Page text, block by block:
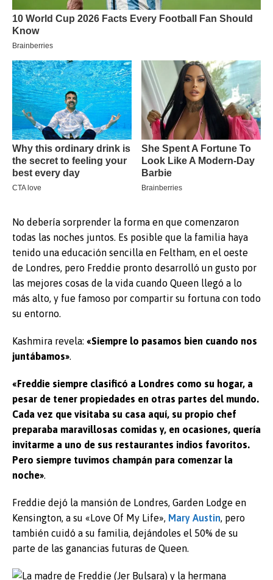
No debería sorprender la forma en que comenzaron
todas las noches juntos. Es posible que la familia haya
tenido una educación sencilla en Feltham, en el oeste
de Londres, pero Freddie pronto desarrolló un gusto por
las mejores cosas de la vida cuando Queen llegó a lo
más alto, y fue famoso por compartir su fortuna con todo
su entorno.
Kashmira revela: «Siempre lo pasamos bien cuando nos
juntábamos».
«Freddie siempre clasificó a Londres como su hogar, a
pesar de tener propiedades en otras partes del mundo.
Cada vez que visitaba su casa aquí, su propio chef
preparaba maravillosas comidas y, en ocasiones, quería
invitarme a uno de sus restaurantes indios favoritos.
Pero siempre tuvimos champán para comenzar la
noche».
Freddie dejó la mansión de Londres, Garden Lodge en
Kensington, a su «Love Of My Life», Mary Austin, pero
también cuidó a su familia, dejándoles el 50% de su
parte de las ganancias futuras de Queen.